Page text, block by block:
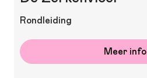
Rondleiding
Meer info